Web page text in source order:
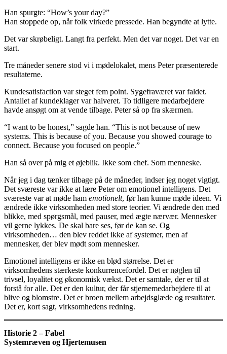
Han spurgte: “How’s your day?”
Han stoppede op, når folk virkede pressede. Han begyndte at lytte.
Det var skrøbeligt. Langt fra perfekt. Men det var noget. Det var en
start.
Tre måneder senere stod vi i mødelokalet, mens Peter præsenterede
resultaterne.
Kundesatisfaction var steget fem point. Sygefraværet var faldet.
Antallet af kundeklager var halveret. To tidligere medarbejdere
havde ansøgt om at vende tilbage. Peter så op fra skærmen.
“I want to be honest,” sagde han. “This is not because of new
systems. This is because of you. Because you showed courage to
connect. Because you focused on people.”
Han så over på mig et øjeblik. Ikke som chef. Som menneske.
Når jeg i dag tænker tilbage på de måneder, indser jeg noget vigtigt.
Det sværeste var ikke at lære Peter om emotionel intelligens. Det
sværeste var at møde ham emotionelt, før han kunne møde ideen. Vi
ændrede ikke virksomheden med store teorier. Vi ændrede den med
blikke, med spørgsmål, med pauser, med ægte nærvær. Mennesker
vil gerne lykkes. De skal bare ses, før de kan se. Og
virksomheden… den blev reddet ikke af systemer, men af
mennesker, der blev mødt som mennesker.
Emotionel intelligens er ikke en blød størrelse. Det er
virksomhedens stærkeste konkurrencefordel. Det er nøglen til
trivsel, loyalitet og økonomisk vækst. Det er samtale, der er til at
forstå for alle. Det er den kultur, der får stjernemedarbejdere til at
blive og blomstre. Det er broen mellem arbejdsglæde og resultater.
Det er, kort sagt, virksomhedens redning.
Historie 2 – Fabel
Systemræven og Hjertemusen